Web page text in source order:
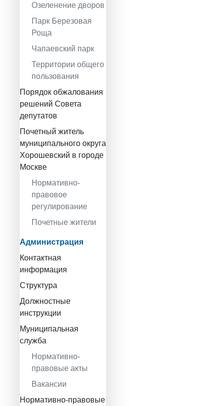
Озеленение дворов
Парк Березовая
Роща
Чапаевский парк
Территории общего
пользования
Порядок обжалования
решений Совета
депутатов
Почетный житель
муниципального округа
Хорошевский в городе
Москве
Нормативно-
правовое
регулирование
Почетные жители
Администрация
Контактная
информация
Структура
Должностные
инструкции
Муниципальная
служба
Нормативно-
правовые акты
Вакансии
Нормативно-правовые